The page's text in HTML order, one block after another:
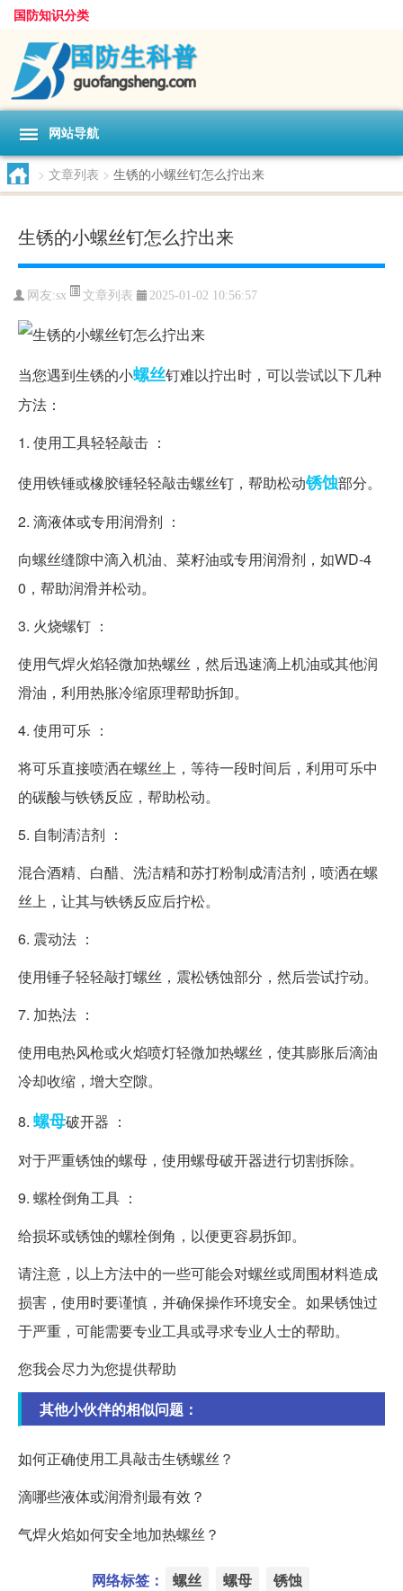
国防知识分类
网站导航
> 文章列表 > 生锈的小螺丝钉怎么拧出来
生锈的小螺丝钉怎么拧出来
网友:sx 文章列表 2025-01-02 10:56:57
当您遇到生锈的小螺丝钉难以拧出时，可以尝试以下几种
方法：
1. 使用工具轻轻敲击 ：
使用铁锤或橡胶锤轻轻敲击螺丝钉，帮助松动锈蚀部分。
2. 滴液体或专用润滑剂 ：
向螺丝缝隙中滴入机油、菜籽油或专用润滑剂，如WD-4
0，帮助润滑并松动。
3. 火烧螺钉 ：
使用气焊火焰轻微加热螺丝，然后迅速滴上机油或其他润
滑油，利用热胀冷缩原理帮助拆卸。
4. 使用可乐 ：
将可乐直接喷洒在螺丝上，等待一段时间后，利用可乐中
的碳酸与铁锈反应，帮助松动。
5. 自制清洁剂 ：
混合酒精、白醋、洗洁精和苏打粉制成清洁剂，喷洒在螺
丝上，让其与铁锈反应后拧松。
6. 震动法 ：
使用锤子轻轻敲打螺丝，震松锈蚀部分，然后尝试拧动。
7. 加热法 ：
使用电热风枪或火焰喷灯轻微加热螺丝，使其膨胀后滴油
冷却收缩，增大空隙。
8. 螺母破开器 ：
对于严重锈蚀的螺母，使用螺母破开器进行切割拆除。
9. 螺栓倒角工具 ：
给损坏或锈蚀的螺栓倒角，以便更容易拆卸。
请注意，以上方法中的一些可能会对螺丝或周围材料造成
损害，使用时要谨慎，并确保操作环境安全。如果锈蚀过
于严重，可能需要专业工具或寻求专业人士的帮助。
您我会尽力为您提供帮助
其他小伙伴的相似问题：
如何正确使用工具敲击生锈螺丝？
滴哪些液体或润滑剂最有效？
气焊火焰如何安全地加热螺丝？
网络标签： 螺丝 螺母 锈蚀